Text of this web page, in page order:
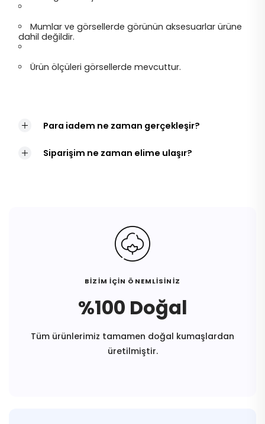
Mumlar ve görsellerde görünün aksesuarlar ürüne
dahil değildir.
Ürün ölçüleri görsellerde mevcuttur.
Para iadem ne zaman gerçekleşir?
Siparişim ne zaman elime ulaşır?
BİZİM İÇİN ÖNEMLİSİNİZ
%100 Doğal
Tüm ürünlerimiz tamamen doğal kumaşlardan
üretilmiştir.